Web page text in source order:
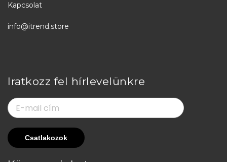
Kapcsolat
info@itrend.store
Iratkozz fel hírlevelünkre